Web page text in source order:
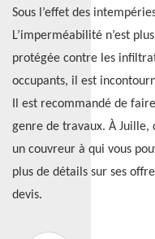
Sous l’effet des
L’imperméabilité n’est
protégée contre les
occupants, il est
Il est recommandé de
genre de travaux. À Juille,
un couvreur à qui vous
plus de détails sur ses
devis.